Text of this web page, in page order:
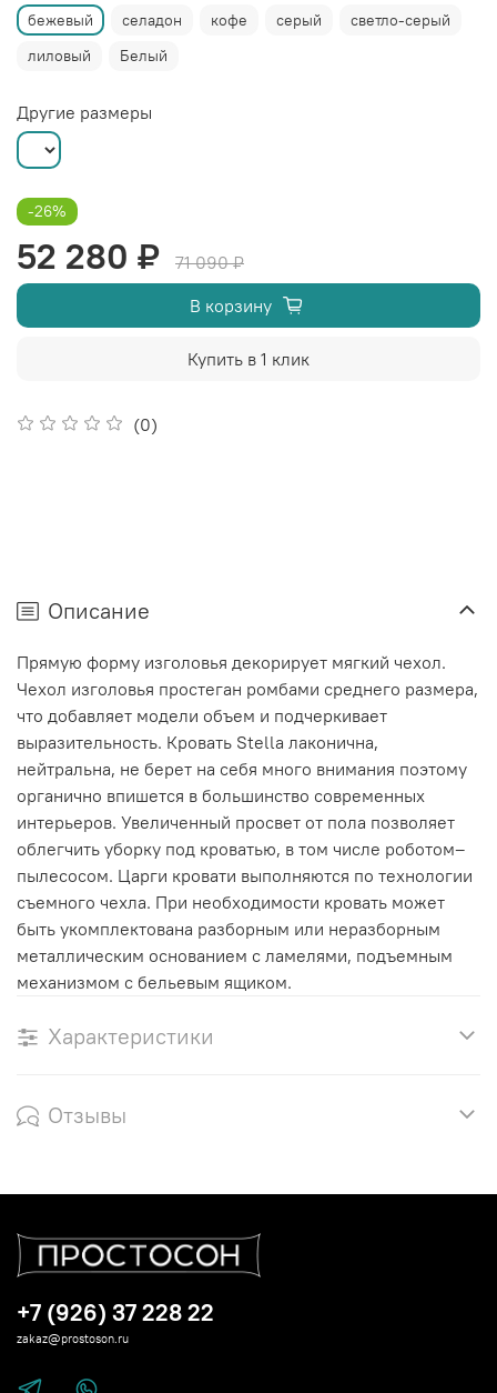
(0)
бежевый селадон кофе серый
светло-серый
лиловый
Белый
-26%
52 280 ₽
71 090 ₽
В корзину
Купить в 1 клик
Другие размеры
Описание
Прямую форму изголовья декорирует мягкий чехол.
Чехол изголовья простеган ромбами среднего размера,
что добавляет модели объем и подчеркивает
выразительность. Кровать Stella лаконична,
нейтральна, не берет на себя много внимания поэтому
органично впишется в большинство современных
интерьеров. Увеличенный просвет от пола позволяет
облегчить уборку под кроватью, в том числе роботом–
пылесосом. Царги кровати выполняются по технологии
съемного чехла. При необходимости кровать может
быть укомплектована разборным или неразборным
металлическим основанием с ламелями, подъемным
механизмом с бельевым ящиком.
Характеристики
Отзывы
+7 (926) 37 228 22
zakaz@prostoson.ru